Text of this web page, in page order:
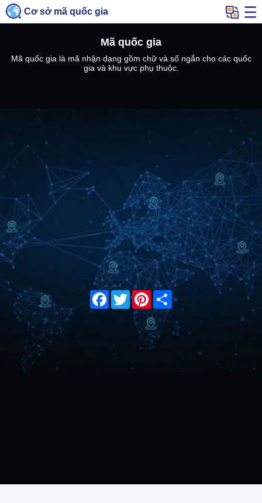
Cơ sở mã quốc gia
Mã quốc gia
Mã quốc gia là mã nhận dạng gồm chữ và số ngắn cho các quốc
gia và khu vực phụ thuộc.
Facebook
TwitterPinterest
Share